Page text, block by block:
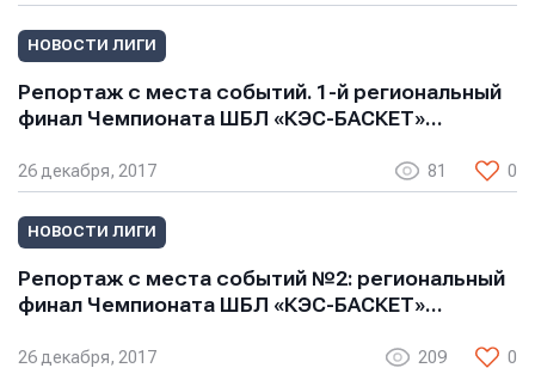
НОВОСТИ ЛИГИ
Репортаж с места событий. 1-й региональный
финал Чемпионата ШБЛ «КЭС-БАСКЕТ»…
26 декабря, 2017 81 0
НОВОСТИ ЛИГИ
Репортаж с места событий №2: региональный
финал Чемпионата ШБЛ «КЭС-БАСКЕТ»…
26 декабря, 2017 209 0